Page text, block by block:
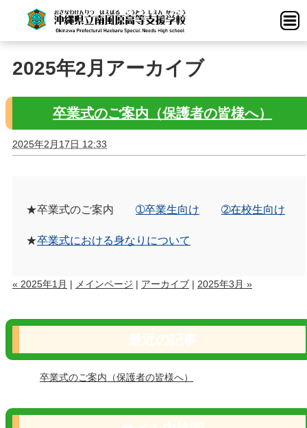
2025年2月アーカイブ
卒業式のご案内（保護者の皆様へ）
2025年2月17日 12:33
★卒業式のご案内 ➀卒業生向け ➁在校生向け
★卒業式における身なりについて
« 2025年1月 | メインページ | アーカイブ | 2025年3月 »
卒業式のご案内（保護者の皆様へ）